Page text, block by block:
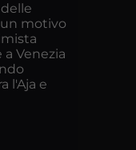
motivo
Venezia
l'Aja e